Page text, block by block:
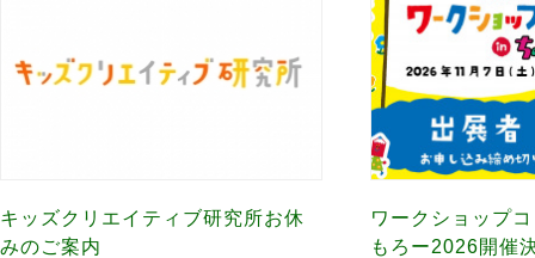
キッズクリエイティブ研究所お休
みのご案内
ワークショップ
もろー2026開催